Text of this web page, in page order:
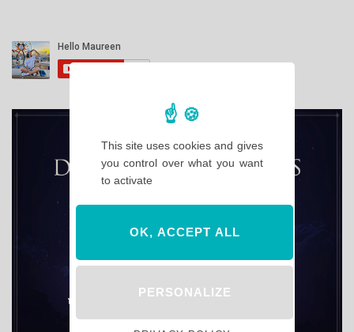
This site uses cookies and gives
you control over what you want
to activate
OK, ACCEPT ALL
PERSONALIZE